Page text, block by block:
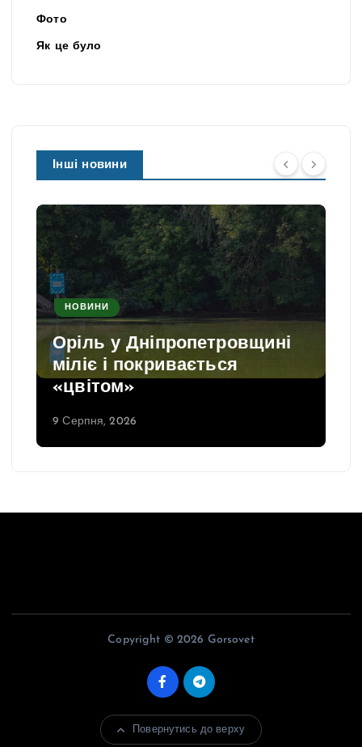
Фото
Як це було
Інші новини
НОВИНИ
Оріль у Дніпропетровщині
міліє і покривається
«цвітом»
9 Серпня, 2026
Copyright © 2026 Gorsovet
Повернутись до верху